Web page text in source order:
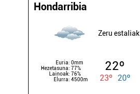
Hondarribia
Zeru estaliak
Euria: 0mm
Hezetasuna: 77%
Lainoak: 76%
Elurra: 4500m
22º
23º 20º